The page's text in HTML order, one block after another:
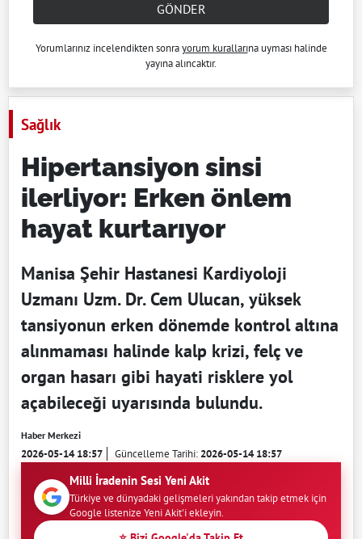
GÖNDER
Yorumlarınız incelendikten sonrayorum kurallarına uyması halinde
yayına alıncaktır.
Sağlık
Hipertansiyon sinsi
ilerliyor: Erken önlem
hayat kurtarıyor
Manisa Şehir Hastanesi Kardiyoloji
Uzmanı Uzm. Dr. Cem Ulucan, yüksek
tansiyonun erken dönemde kontrol altına
alınmaması halinde kalp krizi, felç ve
organ hasarı gibi hayati risklere yol
açabileceği uyarısında bulundu.
Haber Merkezi
2026-05-14 18:57 Güncelleme Tarihi:2026-05-14 18:57
Milli İradenin Sesi Yeni Akit
Türkiye ve dünyadaki gelişmeleri yakından takip etmek için
Google listenize Yeni Akit'i ekleyin.